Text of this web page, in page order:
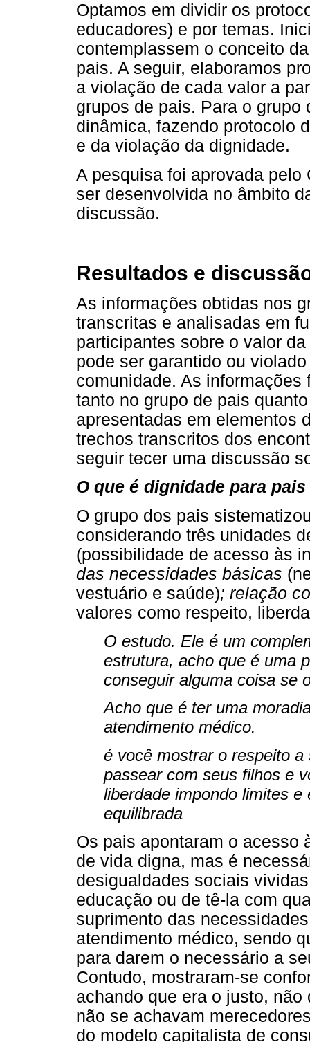
Optamos em dividir os
educadores) e por temas.
contemplassem o conceito
pais. A seguir, elaboramos
a violação de cada valor a
grupos de pais. Para o
dinâmica, fazendo protocolo
e da violação da dignidade.
A pesquisa foi aprovada
ser desenvolvida no âmbito
discussão.
Resultados e
As informações obtidas nos
transcritas e analisadas em
participantes sobre o valor
pode ser garantido ou
comunidade. As
tanto no grupo de pais
apresentadas em elementos
trechos transcritos dos
seguir tecer uma discussão
O que é dignidade para
O grupo dos pais
considerando três unidades
(possibilidade de acesso às
das necessidades básicas
vestuário e saúde); relação
valores como respeito,
O estudo. Ele é um
estrutura, acho que é uma
conseguir alguma coisa se
Acho que é ter uma
atendimento médico.
é você mostrar o respeito
passear com seus filhos e
liberdade impondo limites
equilibrada
Os pais apontaram o acesso
de vida digna, mas é
desigualdades sociais
educação ou de tê-la com
suprimento das
atendimento médico, sendo
para darem o necessário a
Contudo, mostraram-se
achando que era o justo,
não se achavam
do modelo capitalista de